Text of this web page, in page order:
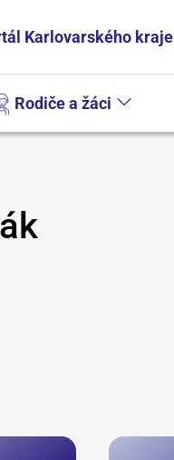
Karlovarského kraje
Rodiče a žáci